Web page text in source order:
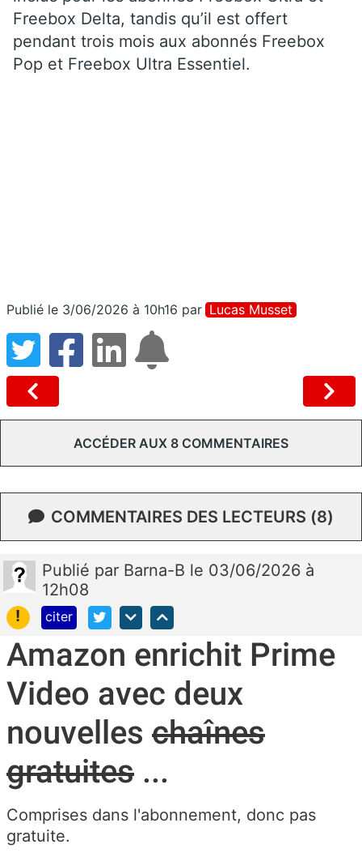
Freebox Delta, tandis qu’il est offert
pendant trois mois aux abonnés Freebox
Pop et Freebox Ultra Essentiel.
Publié le 3/06/2026 à 10h16 par Lucas Musset
ACCÉDER AUX 8 COMMENTAIRES
COMMENTAIRES DES LECTEURS (8)
Publié par Barna-B le 03/06/2026 à
12h08
!
citer
Amazon enrichit Prime
Video avec deux
nouvelles chaînes
gratuites ...
Comprises dans l'abonnement, donc pas
gratuite.